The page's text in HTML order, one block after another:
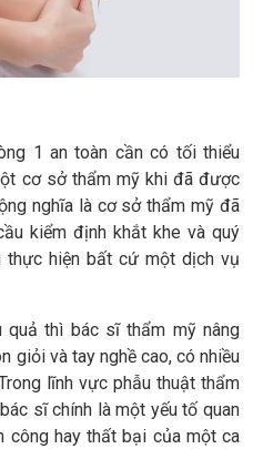
1 an toàn cần có tối thiểu
cơ sở thẩm mỹ khi đã được
nghĩa là cơ sở thẩm mỹ đã
kiểm định khắt khe và quý
thực hiện bất cứ một dịch vụ
quả thì bác sĩ thẩm mỹ nâng
giỏi và tay nghề cao, có nhiều
lĩnh vực phẫu thuật thẩm
sĩ chính là một yếu tố quan
công hay thất bại của một ca